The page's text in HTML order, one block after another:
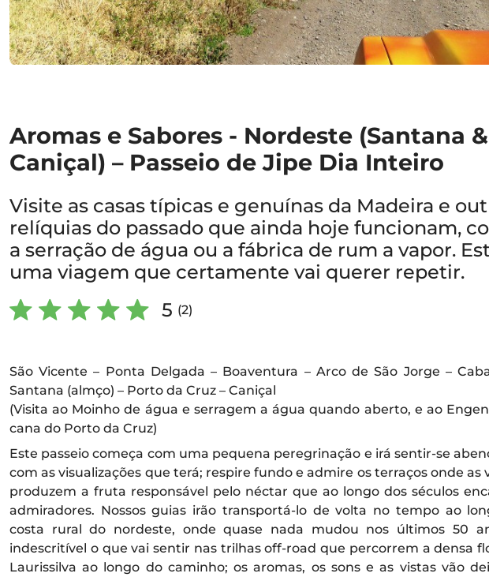
Aromas e Sabores - Nordeste (Santana &
Caniçal) – Passeio de Jipe Dia Inteiro
Visite as casas típicas e genuínas da Madeira e
relíquias do passado que ainda hoje funcionam,
a serração de água ou a fábrica de rum a vapor.
uma viagem que certamente vai querer repetir.
5 (2)
São Vicente – Ponta Delgada – Boaventura – Arco de São Jorge –
Santana (almço) – Porto da Cruz – Caniçal
(Visita ao Moinho de água e serragem a água quando aberto, e ao
cana do Porto da Cruz)
Este passeio começa com uma pequena peregrinação e irá sentir-se
com as visualizações que terá; respire fundo e admire os terraços onde as
produzem a fruta responsável pelo néctar que ao longo dos séculos
admiradores. Nossos guias irão transportá-lo de volta no tempo ao
costa rural do nordeste, onde quase nada mudou nos últimos 50
indescritível o que vai sentir nas trilhas off-road que percorrem a densa
Laurissilva ao longo do caminho; os aromas, os sons e as vistas vão